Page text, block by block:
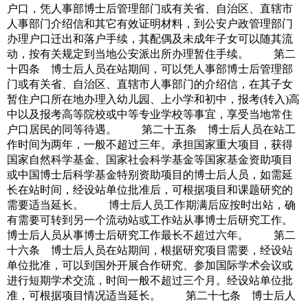
户口，凭人事部博士后管理部门或有关省、自治区、直辖市
人事部门介绍信和其它有效证明材料，到公安户政管理部门
办理户口迁出和落户手续，其配偶及未成年子女可以随其流
动，按有关规定到当地公安派出所办理暂住手续。 第二
十四条 博士后人员在站期间，可以凭人事部博士后管理部
门或有关省、自治区、直辖市人事部门的介绍信，在其子女
暂住户口所在地办理入幼儿园、上小学和初中，报考(转入)高
中以及报考高等院校或中等专业学校等事宜，享受当地常住
户口居民的同等待遇。 第二十五条 博士后人员在站工
作时间为两年，一般不超过三年。承担国家重大项目，获得
国家自然科学基金、国家社会科学基金等国家基金资助项目
或中国博士后科学基金特别资助项目的博士后人员，如需延
长在站时间，经设站单位批准后，可根据项目和课题研究的
需要适当延长。 博士后人员工作期满后应按时出站，确
有需要可转到另一个流动站或工作站从事博士后研究工作。
博士后人员从事博士后研究工作最长不超过六年。 第二
十六条 博士后人员在站期间，根据研究项目需要，经设站
单位批准，可以到国外开展合作研究、参加国际学术会议或
进行短期学术交流，时间一般不超过三个月。经设站单位批
准，可根据项目情况适当延长。 第二十七条 博士后人